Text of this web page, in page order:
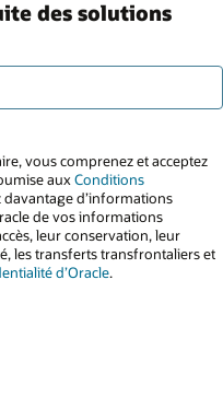
des solutions
vous comprenez et acceptez
auxConditions
davantage d’informations
de vos informations
leur conservation, leur
les transferts transfrontaliers et
d’Oracle.